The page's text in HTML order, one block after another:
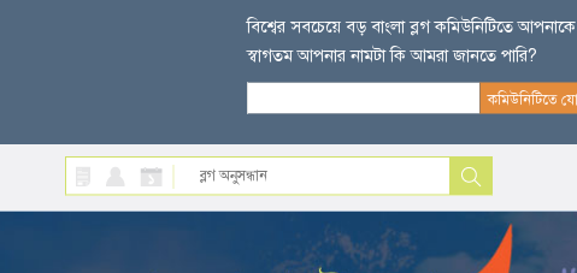
বিশ্বের সবচেয়ে বড় বাংলা ব্লগ কমিউনিটিতে আপনাকে
স্বাগতম আপনার নামটা কি আমরা জানতে পারি?